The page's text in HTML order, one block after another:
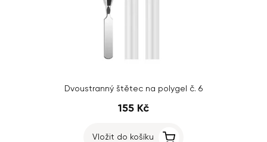
Dvoustranný štětec na polygel č. 6
155 Kč
Vložit do košíku